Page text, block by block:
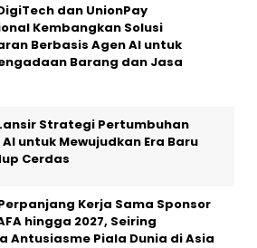
dan UnionPay
Kembangkan Solusi
Berbasis Agen AI untuk
Barang dan Jasa
Strategi Pertumbuhan
untuk Mewujudkan Era Baru
Cerdas
Kerja Sama Sponsor
hingga 2027, Seiring
Antusiasme Piala Dunia di Asia